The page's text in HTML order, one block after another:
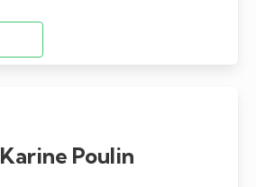
Karine Poulin